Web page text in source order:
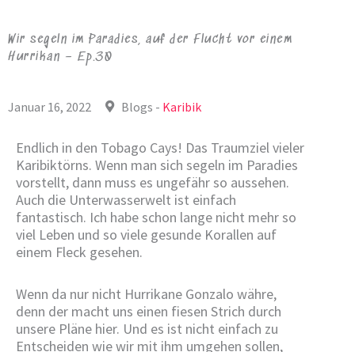
Wir segeln im Paradies, auf der Flucht vor einem
Hurrikan – Ep.30
Januar 16, 2022 Blogs - Karibik
Endlich in den Tobago Cays! Das Traumziel vieler
Karibiktörns. Wenn man sich segeln im Paradies
vorstellt, dann muss es ungefähr so aussehen.
Auch die Unterwasserwelt ist einfach
fantastisch. Ich habe schon lange nicht mehr so
viel Leben und so viele gesunde Korallen auf
einem Fleck gesehen.
Wenn da nur nicht Hurrikane Gonzalo währe,
denn der macht uns einen fiesen Strich durch
unsere Pläne hier. Und es ist nicht einfach zu
Entscheiden wie wir mit ihm umgehen sollen,